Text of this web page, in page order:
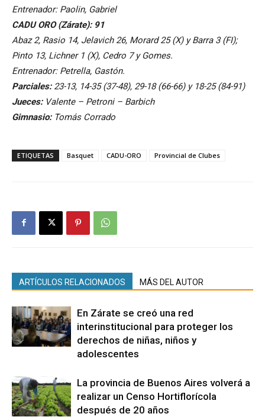
Entrenador: Paolin, Gabriel
CADU ORO (Zárate): 91
Abaz 2, Rasio 14, Jelavich 26, Morard 25 (X) y Barra 3 (FI);
Pinto 13, Lichner 1 (X), Cedro 7 y Gomes.
Entrenador: Petrella, Gastón.
Parciales:23-13, 14-35 (37-48), 29-18 (66-66) y 18-25 (84-91)
Jueces:Valente – Petroni – Barbich
Gimnasio:Tomás Corrado
ETIQUETAS Basquet CADU-ORO Provincial de Clubes
ARTÍCULOS RELACIONADOS MÁS DEL AUTOR
En Zárate se creó una red
interinstitucional para proteger los
derechos de niñas, niños y
adolescentes
La provincia de Buenos Aires volverá a
realizar un Censo Hortiflorícola
después de 20 años